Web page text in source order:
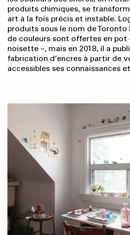
produits chimiques, se
art à la fois précis et instable.
produits sous le nom de Toronto
de couleurs sont offertes en pot
noisette –, mais en 2018, il a
fabrication d’encres à partir de
accessibles ses connaissances